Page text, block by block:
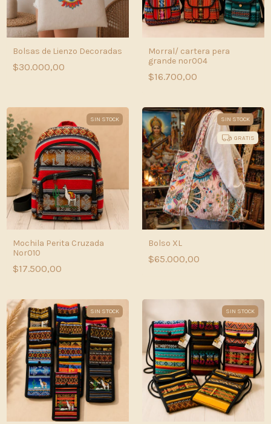
Bolsas de Lienzo Decoradas
$30.000,00
Morral/ cartera pera
grande nor004
$16.700,00
SIN STOCK
Mochila Perita Cruzada
Nor010
$17.500,00
SIN STOCK
GRATIS
Bolso XL
$65.000,00
SIN STOCK SIN STOCK